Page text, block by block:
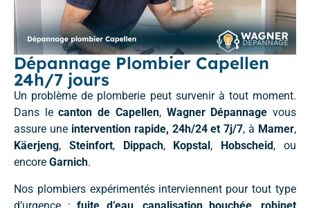
Dépannage Plombier Capellen
24h/7 jours
Un problème de plomberie peut survenir à tout moment.
Dans lecanton de Capellen, Wagner Dépannage vous
assure une intervention rapide, 24h/24 et 7j/7, à Mamer,
Käerjeng, Steinfort, Dippach, Kopstal, Hobscheid, ou
encore Garnich.
Nos plombiers expérimentés interviennent pour tout type
d’urgence :fuite d’eau, canalisation bouchée,robinet